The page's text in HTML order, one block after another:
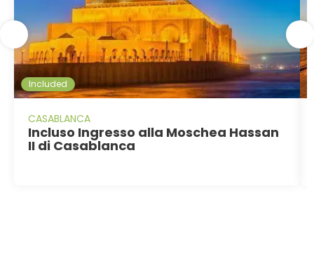
Included
CASABLANCA
Incluso Ingresso alla Moschea Hassan
II di Casablanca